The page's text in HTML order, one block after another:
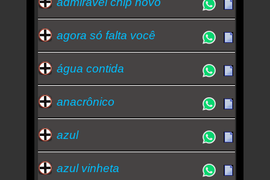
agora só falta você
água contida
anacrônico
azul
azul vinheta